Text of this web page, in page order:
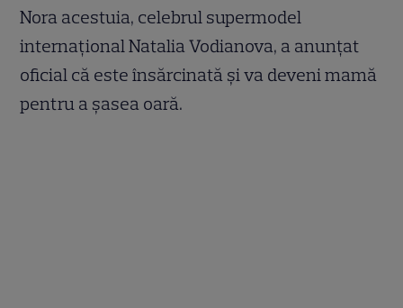
Nora acestuia, celebrul supermodel
internațional Natalia Vodianova, a anunțat
oficial că este însărcinată și va deveni mamă
pentru a șasea oară.